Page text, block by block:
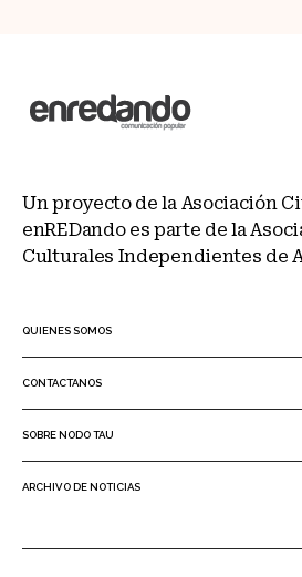
Un proyecto de la Asociación
enREDando es parte de la
Culturales Independientes de
QUIENES SOMOS
CONTACTANOS
SOBRE NODO TAU
ARCHIVO DE NOTICIAS